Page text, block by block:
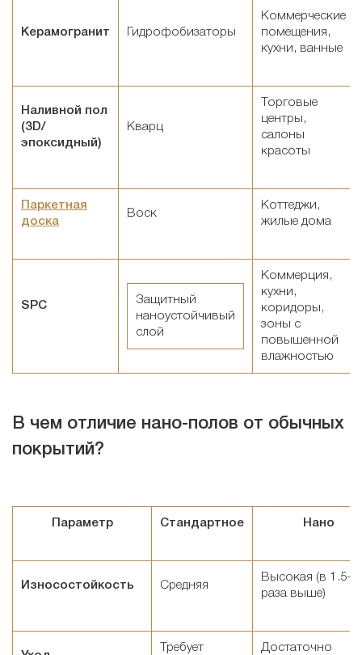
Керамогранит Гидрофобизаторы
Коммерческие
помещения,
кухни, ванные
Наливной пол
(3D/
эпоксидный)
Кварц
Торговые
центры,
салоны
красоты
Паркетная
доска
Воск
Коттеджи,
жилые дома
SPC
Защитный
наноустойчивый
слой
Коммерция,
кухни,
коридоры,
зоны с
повышенной
влажностью
В чем отличие нано-полов от обычных
покрытий?
Параметр Стандартное Нано
Износостойкость Средняя
Высокая (в 1.5–2
раза выше)
Требует Достаточно